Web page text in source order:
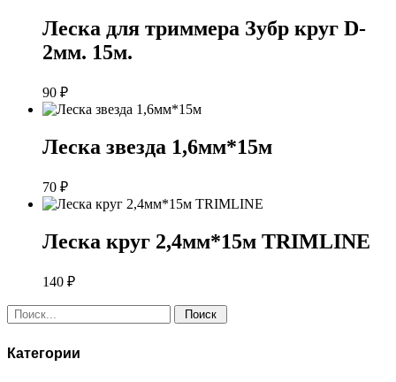
Леска для триммера Зубр круг D-
2мм. 15м.
90 ₽
Леска звезда 1,6мм*15м
70 ₽
Леска круг 2,4мм*15м TRIMLINE
140 ₽
Поиск:
Категории